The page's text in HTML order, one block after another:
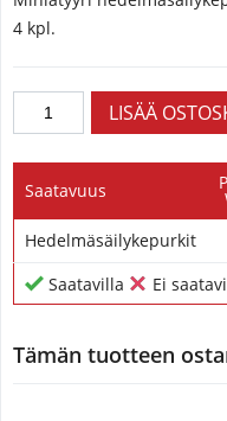
4 kpl.
Saatavuus
Hedelmäsäilykepurkit
Saatavilla
Ei
Tämän tuotteen